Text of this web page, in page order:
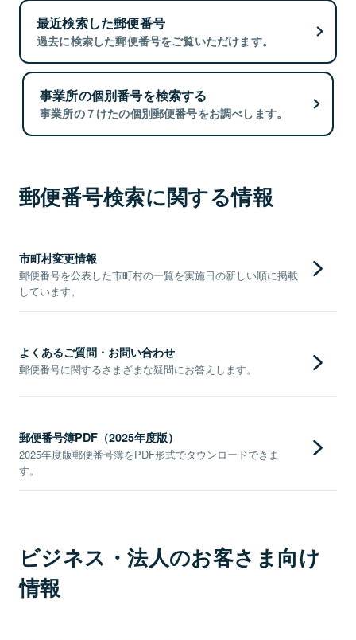
最近検索した郵便番号
過去に検索した郵便番号をご覧いただけます。
事業所の個別番号を検索する
事業所の７けたの個別郵便番号をお調べします。
郵便番号検索に関する情報
市町村変更情報
郵便番号を公表した市町村の一覧を実施日の新しい順に掲載
しています。
よくあるご質問・お問い合わせ
郵便番号に関するさまざまな疑問にお答えします。
郵便番号簿PDF（2025年度版）
2025年度版郵便番号簿をPDF形式でダウンロードできま
す。
ビジネス・法人のお客さま向け
情報